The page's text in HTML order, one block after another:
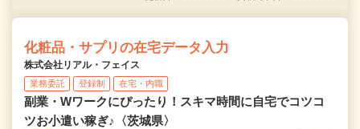
化粧品・サプリの在宅データ入力
株式会社リアル・フェイス
業務委託 登録制 在宅・内職
副業・Wワークにぴったり！スキマ時間に自宅でコツコ
ツお小遣い稼ぎ♪〈茨城県〉